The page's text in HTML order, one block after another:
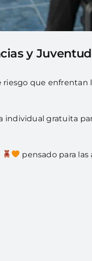
y
que
gratuita
pensado para